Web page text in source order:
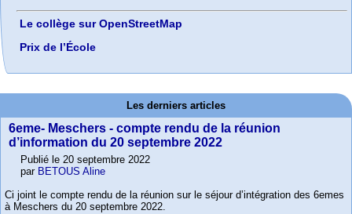
Le collège sur OpenStreetMap
Prix de l’École
Les derniers articles
6eme- Meschers - compte rendu de la réunion
d’information du 20 septembre 2022
Publié le 20 septembre 2022
par BETOUS Aline
Ci joint le compte rendu de la réunion sur le séjour d’intégration des 6emes
à Meschers du 20 septembre 2022.